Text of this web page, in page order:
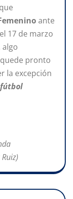
que
ante
17 de marzo
algo
pronto
la excepción
fútbol